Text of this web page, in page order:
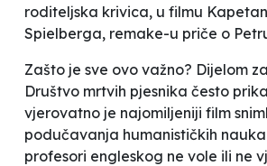
roditeljska krivica, u filmu
Spielberga, remake-u priče o
Zašto je sve ovo važno? Dijelom
Društvo mrtvih pjesnika često
vjerovatno je najomiljeniji film
podučavanja humanističkih
profesori engleskog ne vole ili ne